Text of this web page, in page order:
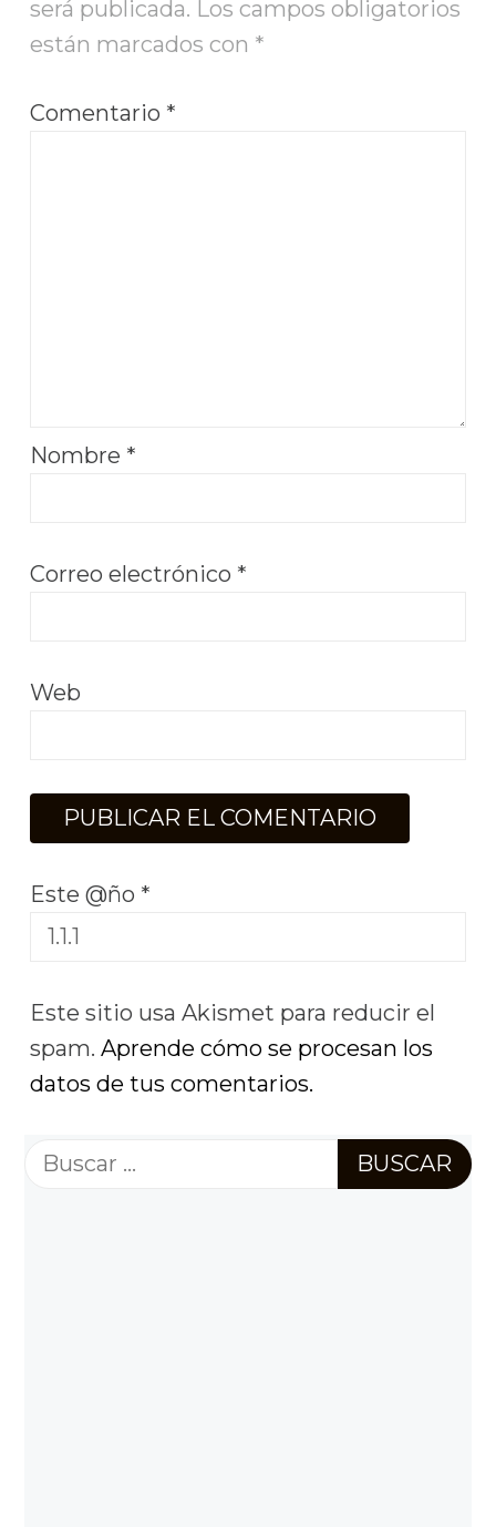
será publicada. Los campos obligatorios
están marcados con *
Comentario *
Nombre *
Correo electrónico *
Web
Este @ño *
Este sitio usa Akismet para reducir el
spam. Aprende cómo se procesan los
datos de tus comentarios.
Buscar: